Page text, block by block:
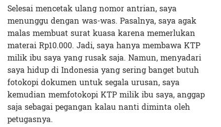
Selesai mencetak ulang nomor antrian, saya
menunggu dengan was-was. Pasalnya, saya agak
malas membuat surat kuasa karena memerlukan
materai Rp10.000. Jadi, saya hanya membawa KTP
milik ibu saya yang rusak saja. Namun, menyadari
saya hidup di Indonesia yang sering banget butuh
fotokopi dokumen untuk segala urusan, saya
kemudian memfotokopi KTP milik ibu saya, anggap
saja sebagai pegangan kalau nanti diminta oleh
petugasnya.